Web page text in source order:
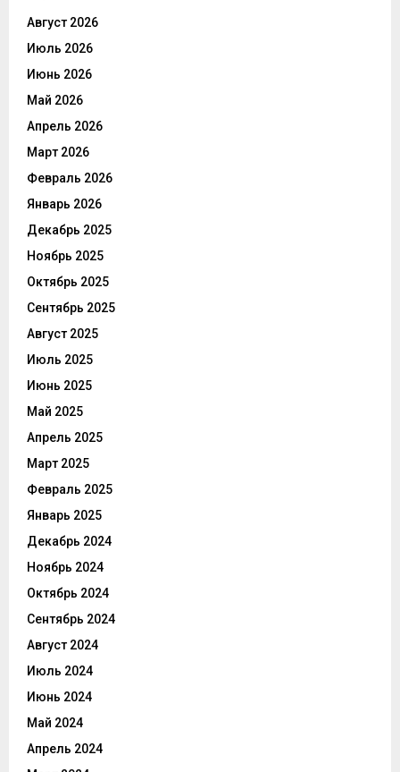
Август 2026
Июль 2026
Июнь 2026
Май 2026
Апрель 2026
Март 2026
Февраль 2026
Январь 2026
Декабрь 2025
Ноябрь 2025
Октябрь 2025
Сентябрь 2025
Август 2025
Июль 2025
Июнь 2025
Май 2025
Апрель 2025
Март 2025
Февраль 2025
Январь 2025
Декабрь 2024
Ноябрь 2024
Октябрь 2024
Сентябрь 2024
Август 2024
Июль 2024
Июнь 2024
Май 2024
Апрель 2024